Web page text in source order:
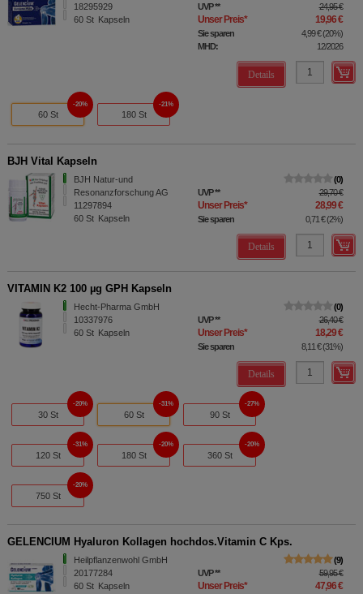
18295929
60 St Kapseln
UVP** 24,95 €
Unser Preis* 19,96 €
Sie sparen 4,99 €(20%)
MHD:
12/2026
Details
60 St
20%
180 St
21%
BJH Vital Kapseln
BJH Natur-und
Resonanzforschung AG
11297894
60 St Kapseln
0
UVP** 29,70 €
Unser Preis* 28,99 €
Sie sparen 0,71 €(2%)
Details
VITAMIN K2 100 µg GPH Kapseln
Hecht-Pharma GmbH
10337976
60 St Kapseln
0
UVP** 26,40 €
Unser Preis* 18,29 €
Sie sparen 8,11 €(31%)
Details
30 St
20%
60 St
31%
90 St
27%
120 St
31%
180 St
20%
360 St
20%
750 St
20%
GELENCIUM Hyaluron Kollagen hochdos.Vitamin C Kps.
Heilpflanzenwohl GmbH
20177284
60 St Kapseln
9
UVP** 59,95 €
Unser Preis* 47,96 €